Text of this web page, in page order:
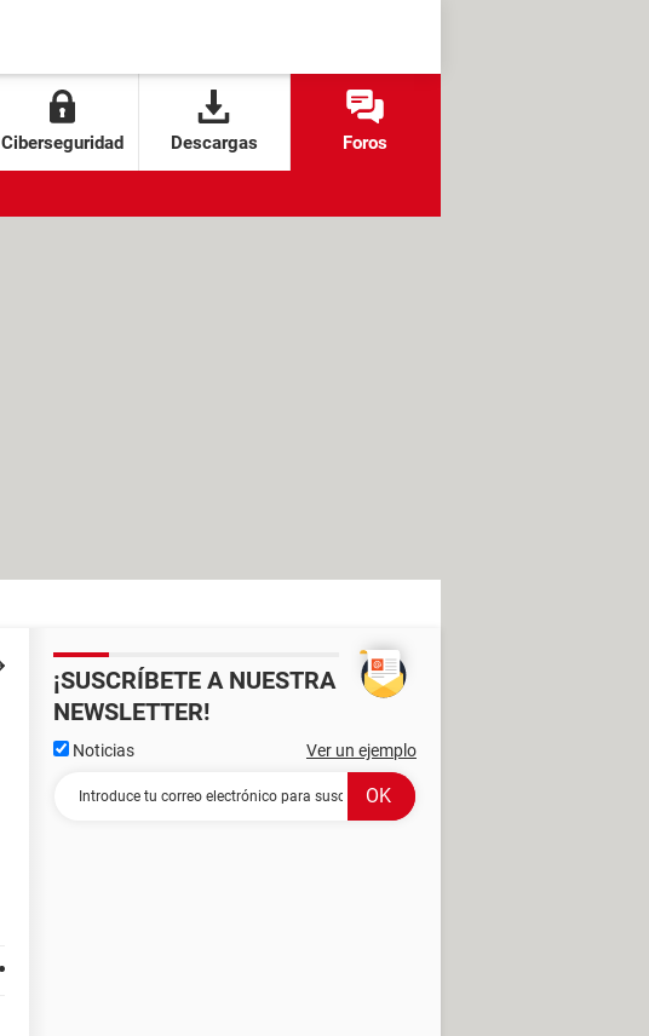
Ciberseguridad Descargas Foros
¡SUSCRÍBETE A NUESTRA
NEWSLETTER!
Noticias Ver un ejemplo